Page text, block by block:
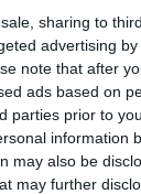
sharing to
advertising
note that after
ads based on
parties prior to
information
may also be
may further
dal sindaco
GIOVEDÌ
sul